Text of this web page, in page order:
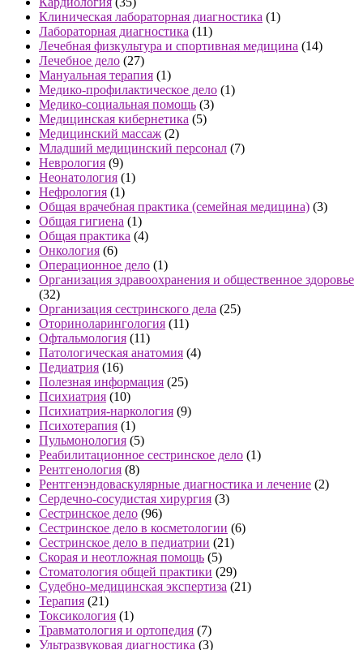
Клиническая лабораторная диагностика (1)
Лабораторная диагностика (11)
Лечебная физкультура и спортивная медицина (14)
Лечебное дело (27)
Мануальная терапия (1)
Медико-профилактическое дело (1)
Медико-социальная помощь (3)
Медицинская кибернетика (5)
Медицинский массаж (2)
Младший медицинский персонал (7)
Неврология (9)
Неонатология (1)
Нефрология (1)
Общая врачебная практика (семейная медицина) (3)
Общая гигиена (1)
Общая практика (4)
Онкология (6)
Операционное дело (1)
Организация здравоохранения и общественное здоровье
(32)
Организация сестринского дела (25)
Оториноларингология (11)
Офтальмология (11)
Патологическая анатомия (4)
Педиатрия (16)
Полезная информация (25)
Психиатрия (10)
Психиатрия-наркология (9)
Психотерапия (1)
Пульмонология (5)
Реабилитационное сестринское дело (1)
Рентгенология (8)
Рентгенэндоваскулярные диагностика и лечение (2)
Сердечно-сосудистая хирургия (3)
Сестринское дело (96)
Сестринское дело в косметологии (6)
Сестринское дело в педиатрии (21)
Скорая и неотложная помощь (5)
Стоматология общей практики (29)
Судебно-медицинская экспертиза (21)
Терапия (21)
Токсикология (1)
Травматология и ортопедия (7)
Ультразвуковая диагностика (3)